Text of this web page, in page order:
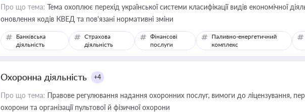
Про що тема: Тема охоплює перехід української системи класифікації видів економічної
оновлення кодів КВЕД та пов'язані нормативні зміни
Банківська
діяльність
Страхова
діяльність
Фінансові
послуги
Паливно-енергетичний
комплекс
Охоронна діяльність +4
Про що тема: Правове регулювання надання охоронних послуг, вимоги до ліцензування,
охорони та організації пультової й фізичної охорони